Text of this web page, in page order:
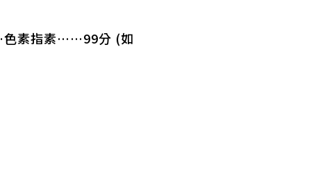
色素指素……99分 (如